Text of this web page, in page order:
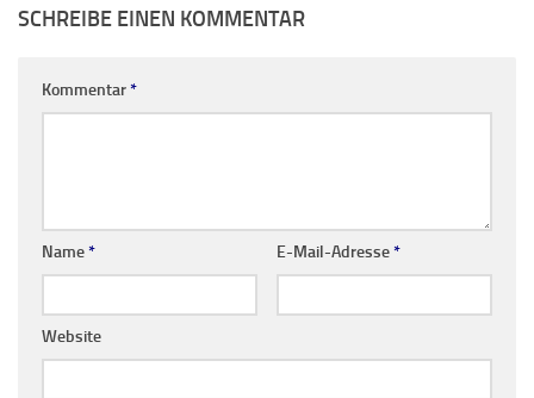
SCHREIBE EINEN KOMMENTAR
Kommentar*
Name* E-Mail-Adresse*
Website